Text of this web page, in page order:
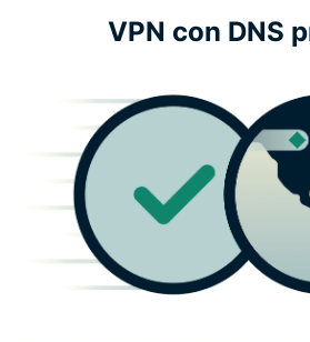
VPN con DNS